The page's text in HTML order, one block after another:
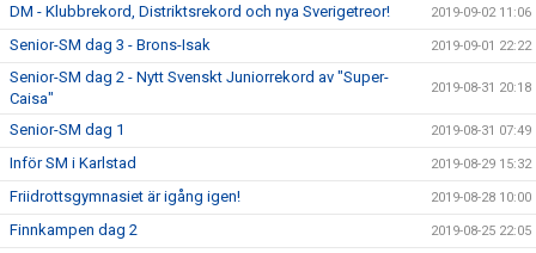
DM - Klubbrekord, Distriktsrekord och nya Sverigetreor! 2019-09-02 11:06
Senior-SM dag 3 - Brons-Isak 2019-09-01 22:22
Senior-SM dag 2 - Nytt Svenskt Juniorrekord av "Super-
Caisa"
2019-08-31 20:18
Senior-SM dag 1 2019-08-31 07:49
Inför SM i Karlstad 2019-08-29 15:32
Friidrottsgymnasiet är igång igen! 2019-08-28 10:00
Finnkampen dag 2 2019-08-25 22:05